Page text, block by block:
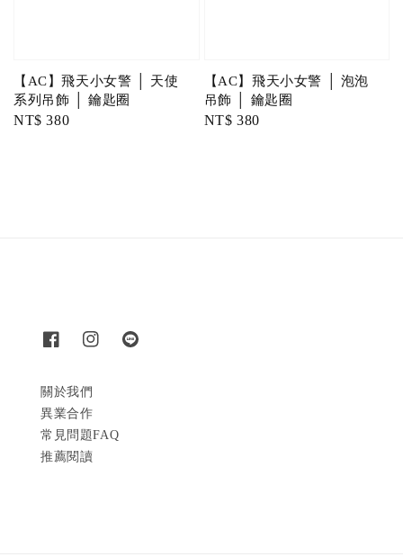
【AC】飛天小女警 │ 天使
系列吊飾 │ 鑰匙圈
Regular
NT$ 380
【AC】飛天小女警 │ 泡泡
吊飾 │ 鑰匙圈
Regular
NT$ 380
關於我們
異業合作
常見問題FAQ
推薦閱讀